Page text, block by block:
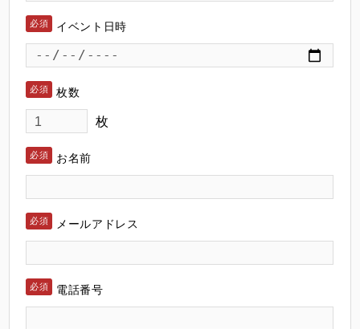
イベント日時
枚数
枚
お名前
メールアドレス
電話番号